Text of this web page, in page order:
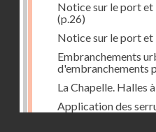
Notice sur le port et
(p.26)
Notice sur le port et
Embranchements
d'embranchements
La Chapelle. Halles
Application des